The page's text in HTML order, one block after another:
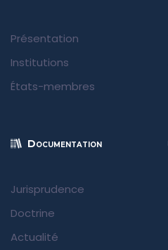
Présentation
Institutions
États-membres
Documentation
Jurisprudence
Doctrine
Actualité